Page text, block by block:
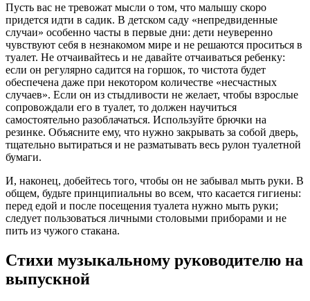
Пусть вас не тревожат мысли о том, что малышу скоро
придется идти в садик. В детском саду «непредвиденные
случаи» особенно часты в первые дни: дети неуверенно
чувствуют себя в незнакомом мире и не решаются проситься в
туалет. Не отчаивайтесь и не давайте отчаиваться ребенку:
если он регулярно садится на горшок, то чистота будет
обеспечена даже при некотором количестве «несчастных
случаев». Если он из стыдливости не желает, чтобы взрослые
сопровождали его в туалет, то должен научиться
самостоятельно разоблачаться. Используйте брючки на
резинке. Объясните ему, что нужно закрывать за собой дверь,
тщательно вытираться и не разматывать весь рулон туалетной
бумаги.
И, наконец, добейтесь того, чтобы он не забывал мыть руки. В
общем, будьте принципиальны во всем, что касается гигиены:
перед едой и после посещения туалета нужно мыть руки;
следует пользоваться личными столовыми приборами и не
пить из чужого стакана.
Стихи музыкальному руководителю на
выпускной